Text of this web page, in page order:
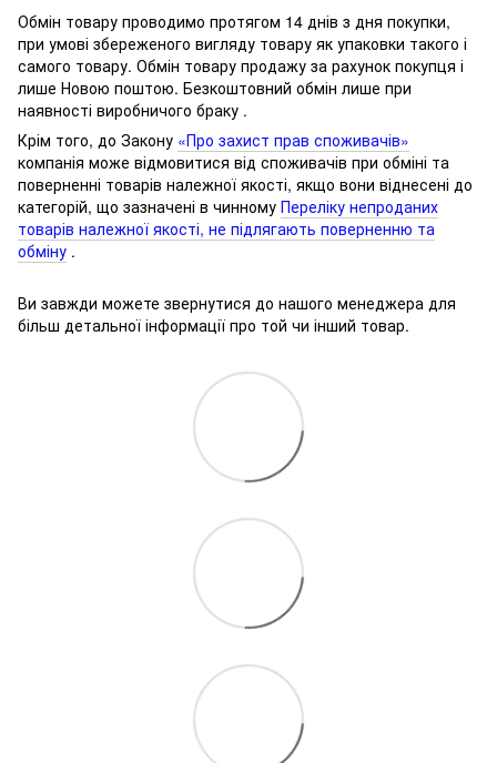
Обмін товару проводимо протягом 14 днів з дня покупки,
при умові збереженого вигляду товару як упаковки такого і
самого товару. Обмін товару продажу за рахунок покупця і
лише Новою поштою. Безкоштовний обмін лише при
наявності виробничого браку .
Крім того, до Закону «Про захист прав споживачів»
компанія може відмовитися від споживачів при обміні та
поверненні товарів належної якості, якщо вони віднесені до
категорій, що зазначені в чинному Переліку непроданих
товарів належної якості, не підлягають поверненню та
обміну .
Ви завжди можете звернутися до нашого менеджера для
більш детальної інформації про той чи інший товар.